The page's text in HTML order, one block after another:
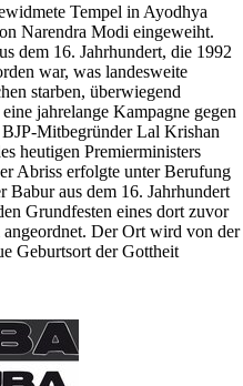
Tempel in Ayodhya
Narendra Modi eingeweiht.
dem 16. Jahrhundert, die 1992
war, was landesweite
starben, überwiegend
jahrelange Kampagne gegen
Mitbegründer Lal Krishan
heutigen Premierministers
Abriss erfolgte unter Berufung
aus dem 16. Jahrhundert
Grundfesten eines dort zuvor
angeordnet. Der Ort wird von der
Geburtsort der Gottheit